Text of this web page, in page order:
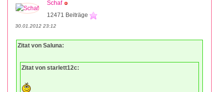
Schaf
12471 Beiträge
30.01.2012 23:12
Zitat von Saluna:
Zitat von starlett12c: